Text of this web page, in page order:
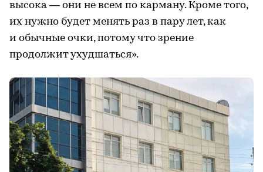
высока — они не всем по карману. Кроме того,
их нужно будет менять раз в пару лет, как
и обычные очки, потому что зрение
продолжит ухудшаться».